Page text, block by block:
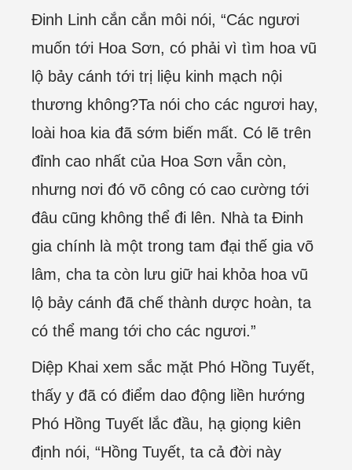
Đinh Linh cắn cắn môi nói, “Các ngươi
muốn tới Hoa Sơn, có phải vì tìm hoa vũ
lộ bảy cánh tới trị liệu kinh mạch nội
thương không?Ta nói cho các ngươi hay,
loài hoa kia đã sớm biến mất. Có lẽ trên
đỉnh cao nhất của Hoa Sơn vẫn còn,
nhưng nơi đó võ công có cao cường tới
đâu cũng không thể đi lên. Nhà ta Đinh
gia chính là một trong tam đại thế gia võ
lâm, cha ta còn lưu giữ hai khỏa hoa vũ
lộ bảy cánh đã chế thành dược hoàn, ta
có thể mang tới cho các ngươi.”
Diệp Khai xem sắc mặt Phó Hồng Tuyết,
thấy y đã có điểm dao động liền hướng
Phó Hồng Tuyết lắc đầu, hạ giọng kiên
định nói, “Hồng Tuyết, ta cả đời này